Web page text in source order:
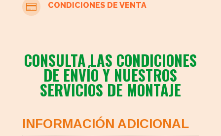
 CONDICIONES DE VENTA
CONSULTA LAS CONDICIONES
DE ENVÍO Y NUESTROS
SERVICIOS DE MONTAJE
INFORMACIÓN ADICIONAL